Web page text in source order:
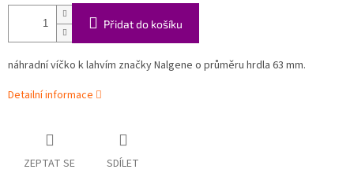
Přidat do košíku
náhradní víčko k lahvím značky Nalgene o průměru hrdla 63 mm.
Detailní informace
ZEPTAT SE SDÍLET